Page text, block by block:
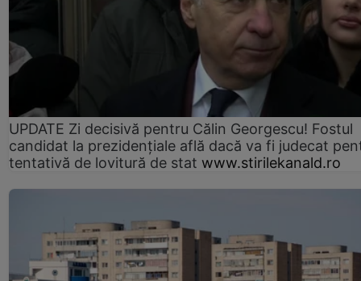
UPDATE Zi decisivă pentru Călin Georgescu! Fostul
candidat la prezidențiale află dacă va fi judecat
tentativă de lovitură de stat www.stirilekanald.ro